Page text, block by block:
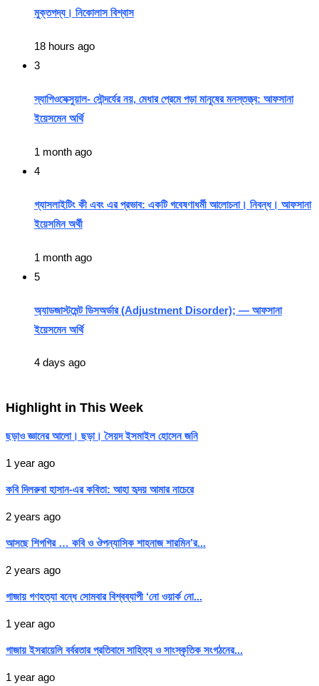
মুক্তগদ্য। নিকোলাস বিশ্বাস
18 hours ago
3
স্যাপিওসেক্সুয়াল- সৌন্দর্যের নয়, মেধার প্রেমে পড়া মানুষের মনস্তত্ত্ব: আফসানা
ইয়েসমেন অর্থি
1 month ago
4
গ্যাসলাইটিং কী এবং এর প্রভাব: একটি গবেষণাধর্মী আলোচনা। নিবন্ধ। আফসানা
ইয়েসমিন অর্থী
1 month ago
5
অ্যাডজাস্টমেন্ট ডিসঅর্ডার (Adjustment Disorder); — আফসানা
ইয়েসমেন অর্থি
4 days ago
Highlight in This Week
ছড়াও জ্ঞানের আলো। ছড়া। সৈয়দ ইসমাইল হোসেন জনি
1 year ago
কবি দিলরুবা হাসান-এর কবিতা: আহা হৃদয় আমার নাচেরে
2 years ago
আসছে শিগগির … কবি ও ঔপন্যাসিক শাহনাজ শারমিন’র...
2 years ago
গাজায় গণহত্যা বন্ধে সোমবার বিশ্বব্যাপী ‘নো ওয়ার্ক নো...
1 year ago
গাজায় ইসরায়েলি বর্বরতার প্রতিবাদে সাহিত্য ও সাংস্কৃতিক সংগঠনের...
1 year ago